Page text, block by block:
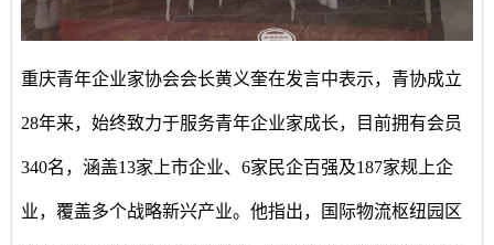
重庆青年企业家协会会长黄义奎在发言中表示，青协成立
28年来，始终致力于服务青年企业家成长，目前拥有会员
340名，涵盖13家上市企业、6家民企百强及187家规上企
业，覆盖多个战略新兴产业。他指出，国际物流枢纽园区